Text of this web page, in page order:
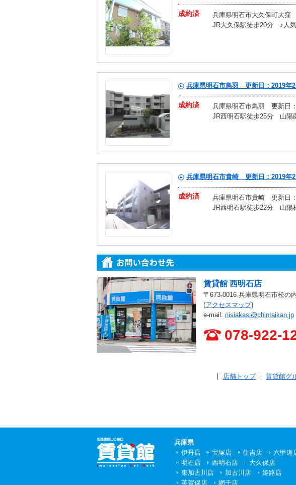
成約済
兵庫県明石市大久保町大窪
JR大久保駅徒歩20分 ♪人
兵庫県明石市鳥羽 更新日：2019年2
成約済
兵庫県明石市鳥羽 更新日
JR西明石駅徒歩25分 山
兵庫県明石市貴崎 更新日：2019年2
成約済
兵庫県明石市貴崎 更新日
JR西明石駅徒歩22分 山
賃貸館 西明石店
〒673-0016 兵庫県明石市松の
(アクセスマップ)
e-mail: nisiakasi@chintaikan.jp
078-922-
店舗トップ 賃貸館グ
賃貸館 店舗一覧
兵庫県
伊丹店
宝塚店 住吉店
六甲道
明石店
西明石店
大久保店
東加古川店
加古川店
姫路店
英賀保店
網干店